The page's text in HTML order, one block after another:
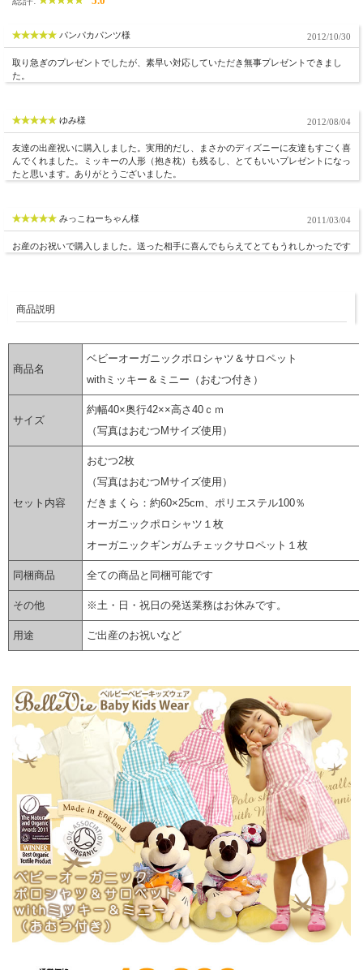
パンパカパンツ様 2012/10/30
取り急ぎのプレゼントでしたが、素早い対応していただき無事プレゼントできまし
た。
ゆみ様 2012/08/04
友達の出産祝いに購入しました。実用的だし、まさかのディズニーに友達もすごく喜
んでくれました。ミッキーの人形（抱き枕）も残るし、とてもいいプレゼントになっ
たと思います。ありがとうございました。
みっこねーちゃん様 2011/03/04
お産のお祝いで購入しました。送った相手に喜んでもらえてとてもうれしかったです
商品説明
商品名
ベビーオーガニックポロシャツ＆サロペット
withミッキー＆ミニー（おむつ付き）
サイズ
約幅40×奥行42××高さ40ｃｍ
（写真はおむつMサイズ使用）
セット内容
おむつ2枚
（写真はおむつMサイズ使用）
だきまくら：約60×25cm、ポリエステル100％
オーガニックポロシャツ１枚
オーガニックギンガムチェックサロペット１枚
同梱商品 全ての商品と同梱可能です
その他 ※土・日・祝日の発送業務はお休みです。
用途 ご出産のお祝いなど